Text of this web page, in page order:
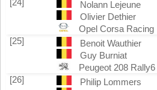
[24]
Nolann Lejeune
Olivier Dethier
Opel Corsa Racing
[25]
Benoit Wauthier
Guy Burniat
Peugeot 208 Rally6
[26]
Philip Lommers